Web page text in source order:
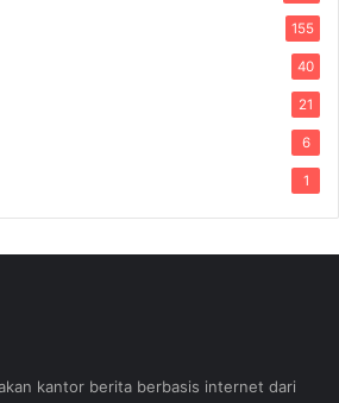
155
40
21
6
1
kantor berita berbasis internet dari